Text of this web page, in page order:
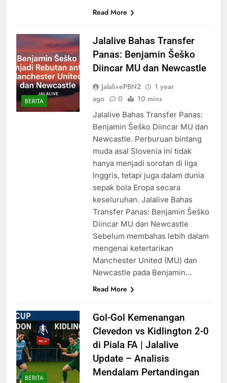
Read More
BERITA
Jalalive Bahas Transfer
Panas: Benjamin Šeško
Diincar MU dan Newcastle
JalalivePBN2
1 year
ago
0 10 mins
Jalalive Bahas Transfer Panas:
Benjamin Šeško Diincar MU dan
Newcastle. Perburuan bintang
muda asal Slovenia ini tidak
hanya menjadi sorotan di liga
Inggris, tetapi juga dalam dunia
sepak bola Eropa secara
keseluruhan. Jalalive Bahas
Transfer Panas: Benjamin Šeško
Diincar MU dan Newcastle
Sebelum membahas lebih dalam
mengenai ketertarikan
Manchester United (MU) dan
Newcastle pada Benjamin…
Read More
BERITA
Gol-Gol Kemenangan
Clevedon vs Kidlington 2-0
di Piala FA | Jalalive
Update – Analisis
Mendalam Pertandingan